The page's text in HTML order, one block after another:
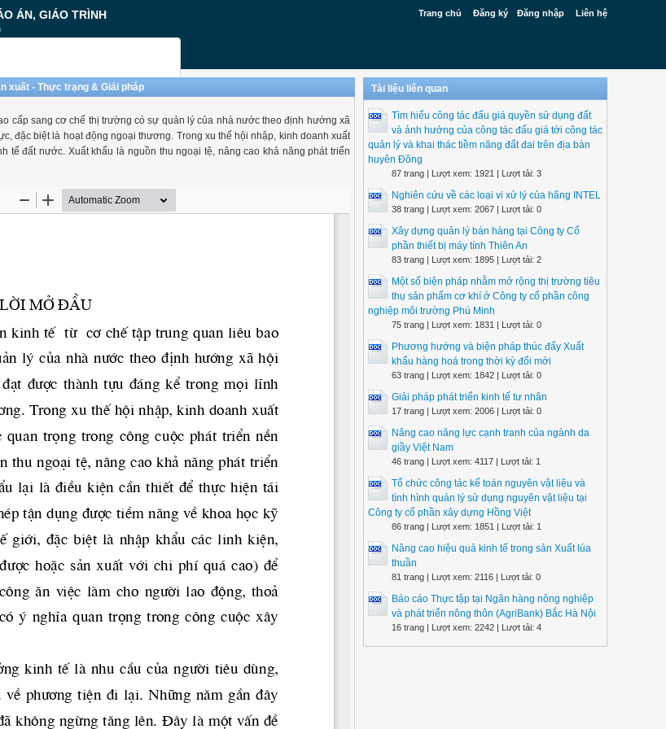
Trang chủ Đăng ký Đăng nhập Liên hệ
ÁN, GIÁO TRÌNH
xuất - Thực trạng & Giải pháp
cấp sang cơ chế thị trường có sự quản lý của nhà nước theo định hướng xã
đặc biệt là hoạt động ngoại thương. Trong xu thế hội nhập, kinh doanh xuất
tế đất nước. Xuất khẩu là nguồn thu ngoại tệ, nâng cao khả năng phát triển
Tài liệu liên quan
Tìm hiểu công tác đấu giá quyền sử dụng đất
và ảnh hưởng của công tác đấu giá tới công tác
quản lý và khai thác tiềm năng đất đai trên địa bàn
huyên Đông
87 trang | Lượt xem: 1921 | Lượt tải: 3
Nghiên cứu về các loại vi xử lý của hãng INTEL
38 trang | Lượt xem: 2067 | Lượt tải: 0
Xây dựng quản lý bán hàng tại Công ty Cổ
phần thiết bị máy tính Thiên An
83 trang | Lượt xem: 1895 | Lượt tải: 2
Một số biện pháp nhằm mở rộng thị trường tiêu
thụ sản phẩm cơ khí ở Công ty cổ phần công
nghiệp môi trường Phú Minh
75 trang | Lượt xem: 1831 | Lượt tải: 0
Phương hướng và biện pháp thúc đẩy Xuất
khẩu hàng hoá trong thời kỳ đổi mới
63 trang | Lượt xem: 1842 | Lượt tải: 0
Giải pháp phát triển kinh tế tư nhân
17 trang | Lượt xem: 2006 | Lượt tải: 0
Nâng cao năng lực cạnh tranh của ngành da
giầy Việt Nam
46 trang | Lượt xem: 4117 | Lượt tải: 1
Tổ chức công tác kế toán nguyên vật liệu và
tình hình quản lý sử dụng nguyên vật liệu tại
Công ty cổ phần xây dựng Hồng Việt
86 trang | Lượt xem: 1851 | Lượt tải: 1
Nâng cao hiệu quả kinh tế trong sản Xuất lúa
thuần
81 trang | Lượt xem: 2116 | Lượt tải: 0
Báo cáo Thực tập tại Ngân hàng nông nghiệp
và phát triển nông thôn (AgriBank) Bắc Hà Nội
16 trang | Lượt xem: 2242 | Lượt tải: 4